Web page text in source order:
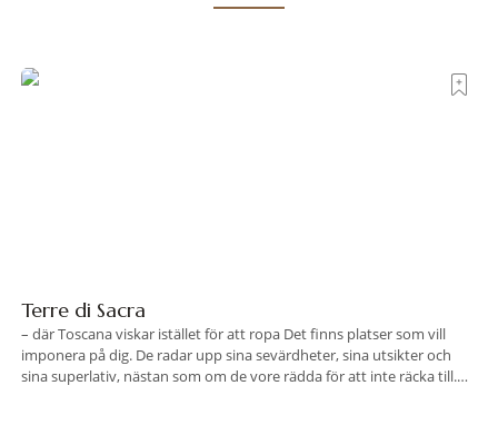
Terre di Sacra
– där Toscana viskar istället för att ropa Det finns platser som vill
imponera på dig. De radar upp sina sevärdheter, sina utsikter och
sina superlativ, nästan som om de vore rädda för att inte räcka till.